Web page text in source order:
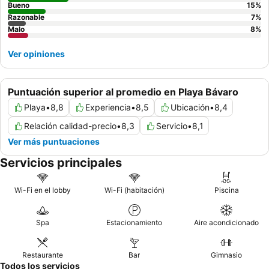
huéspedes que reserven todo incluido disponen de extras
especiales como aperitivos, así como una selección de bebidas con
y sin alcohol. Para el desayuno, almuerzo y cena, los huéspedes
platos dietéticos, comidas sin gluten y platos vegetarianos.
Asimismo, el complejo ofrece propuestas gastronómicas especiales.
Tarjetas de crédito: Se aceptan las siguientes tarjetas de crédito:
American Express, Visa y MasterCard.
Puntuación superior al promedio en Playa Bávaro
Playa•8,8 Experiencia•8,5 Ubicación•8,4
Relación calidad-precio•8,3 Servicio•8,1
Ver más puntuaciones
Bueno
15%
Razonable
7%
Malo
8%
Ver opiniones
Servicios principales
Wi-Fi en el lobby Wi-Fi (habitación) Piscina
Spa Estacionamiento Aire acondicionado
Restaurante Bar Gimnasio
Todos los servicios